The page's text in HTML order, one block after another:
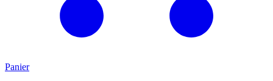
Panier